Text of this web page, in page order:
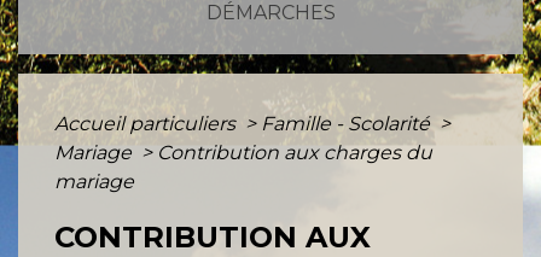
DÉMARCHES
Accueil particuliers > Famille - Scolarité >
Mariage > Contribution aux charges du
mariage
CONTRIBUTION AUX